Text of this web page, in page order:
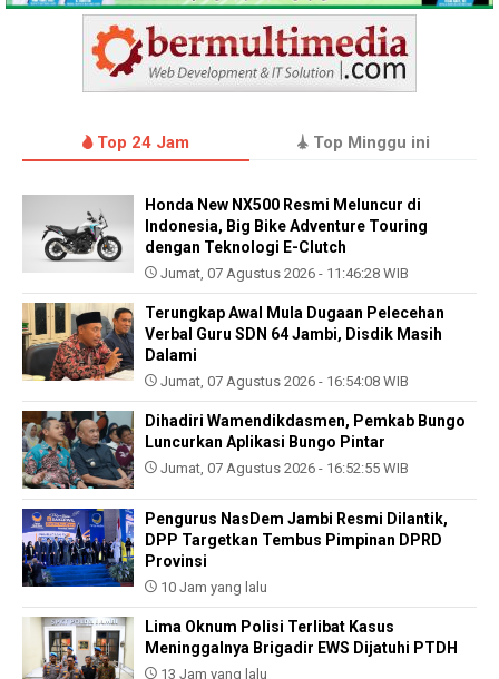
Top 24 Jam Top Minggu ini
Honda New NX500 Resmi Meluncur di
Indonesia, Big Bike Adventure Touring
dengan Teknologi E-Clutch
Jumat, 07 Agustus 2026 - 11:46:28 WIB
Terungkap Awal Mula Dugaan Pelecehan
Verbal Guru SDN 64 Jambi, Disdik Masih
Dalami
Jumat, 07 Agustus 2026 - 16:54:08 WIB
Dihadiri Wamendikdasmen, Pemkab Bungo
Luncurkan Aplikasi Bungo Pintar
Jumat, 07 Agustus 2026 - 16:52:55 WIB
Pengurus NasDem Jambi Resmi Dilantik,
DPP Targetkan Tembus Pimpinan DPRD
Provinsi
10 Jam yang lalu
Lima Oknum Polisi Terlibat Kasus
Meninggalnya Brigadir EWS Dijatuhi PTDH
13 Jam yang lalu